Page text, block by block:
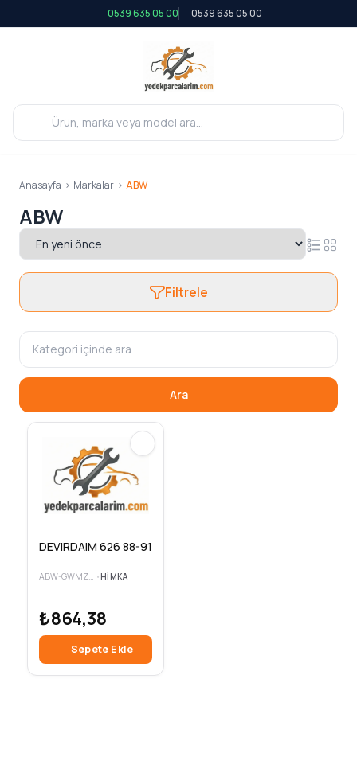
0539 635 05 00 0539 635 05 00
Anasayfa > Markalar > ABW
ABW
Filtrele
Ara
DEVIRDAIM 626 88-91
•HIMKA
₺864,38
Sepete Ekle